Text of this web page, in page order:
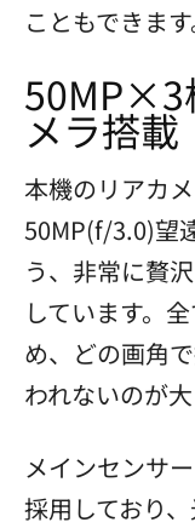
こともできます
50MP×3
メラ搭載
本機のリアカ
50MP(f/3.0)望
う、非常に贅
しています。
め、どの画角
われないのが大
メインセンサ
採用しており